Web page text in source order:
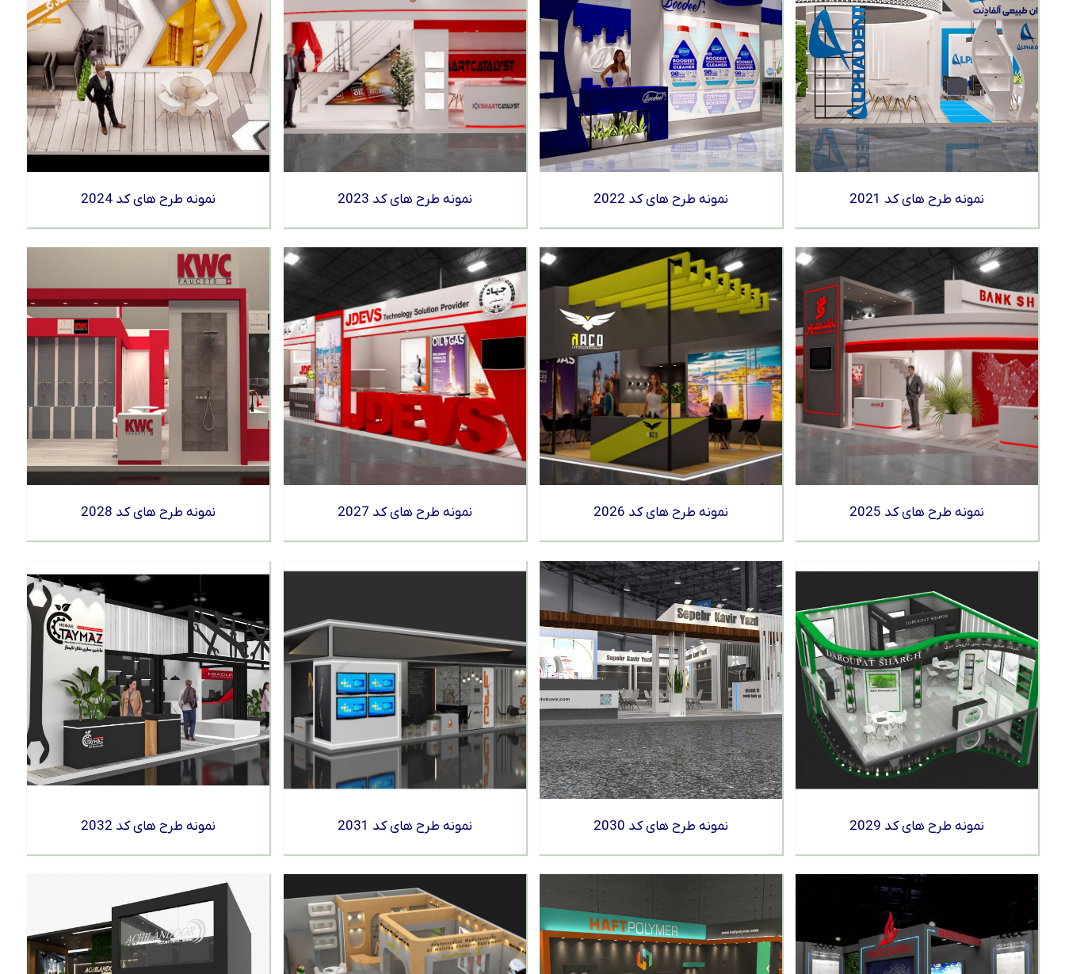
نمونه طرح های کد 2021 نمونه طرح های کد 2022 نمونه طرح های کد 2023 نمونه طرح های کد 2024
نمونه طرح های کد 2025 نمونه طرح های کد 2026 نمونه طرح های کد 2027 نمونه طرح های کد 2028
نمونه طرح های کد 2029 نمونه طرح های کد 2030 نمونه طرح های کد 2031 نمونه طرح های کد 2032